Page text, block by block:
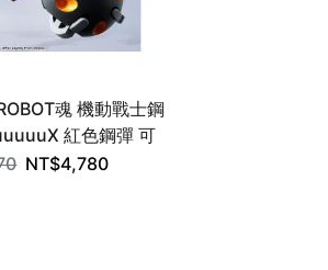
魂 機動戰士鋼
紅色鋼彈 可
SPIRITS
NT$4,780